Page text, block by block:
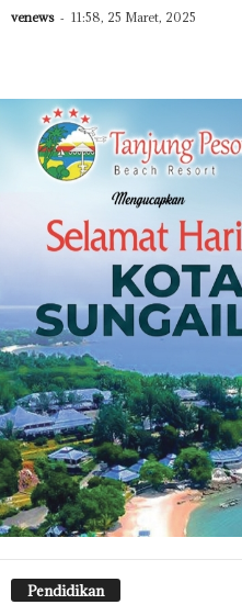
venews - 11:58, 25 Maret, 2025
Pendidikan